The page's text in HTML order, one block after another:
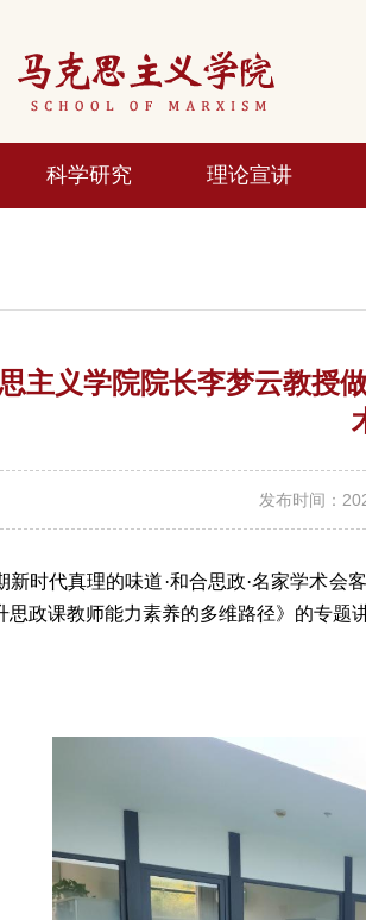
科学研究 理论宣讲
主义学院院长李梦云教授
发布时间：
新时代真理的味道·和合思政·名家学术
思政课教师能力素养的多维路径》的专